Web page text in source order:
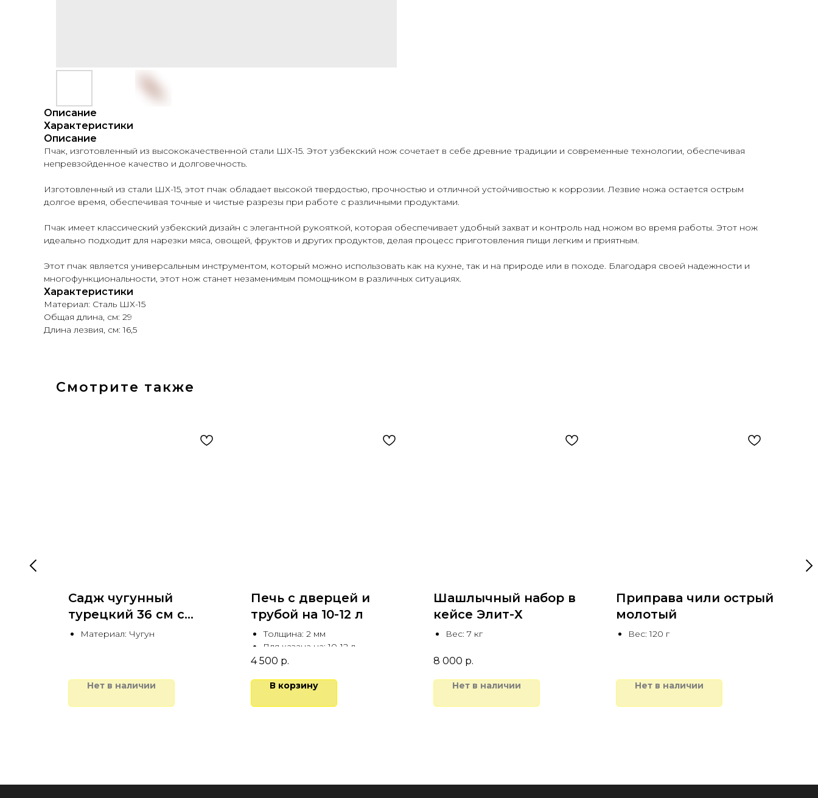
Описание
Характеристики
Описание
Пчак, изготовленный из высококачественной стали ШХ-15. Этот узбекский нож сочетает в себе древние традиции и современные технологии, обеспечивая
непревзойденное качество и долговечность.
Изготовленный из стали ШХ-15, этот пчак обладает высокой твердостью, прочностью и отличной устойчивостью к коррозии. Лезвие ножа остается острым
долгое время, обеспечивая точные и чистые разрезы при работе с различными продуктами.
Пчак имеет классический узбекский дизайн с элегантной рукояткой, которая обеспечивает удобный захват и контроль над ножом во время работы. Этот нож
идеально подходит для нарезки мяса, овощей, фруктов и других продуктов, делая процесс приготовления пищи легким и приятным.
Этот пчак является универсальным инструментом, который можно использовать как на кухне, так и на природе или в походе. Благодаря своей надежности и
многофункциональности, этот нож станет незаменимым помощником в различных ситуациях.
Характеристики
Материал: Сталь ШХ-15
Общая длина, см: 29
Длина лезвия, см: 16,5
Смотрите также
Садж чугунный
турецкий 36 см с
подставкой
Материал: Чугун
Нет в наличии
Печь с дверцей и
трубой на 10-12 л
Толщина: 2 мм
Для казана на: 10-12 л
4 500 р.
В корзину
Шашлычный набор в
кейсе Элит-Х
Вес: 7 кг
8 000 р.
Нет в наличии
Приправа чили острый
молотый
Вес: 120 г
Нет в наличии